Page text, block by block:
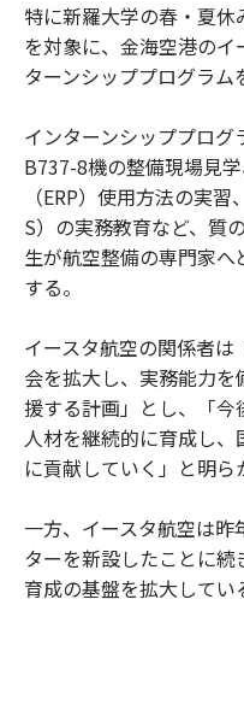
特に新羅大学の春・夏
を対象に、金海空港の
ターンシッププログラム
インターンシッププロ
B737-8機の整備現場見
（ERP）使用方法の実
S）の実務教育など、質
生が航空整備の専門家
する。
イースタ航空の関係者
会を拡大し、実務能力
援する計画」とし、「
人材を継続的に育成し
に貢献していく」と明ら
一方、イースタ航空は
ターを新設したことに
育成の基盤を拡大してい